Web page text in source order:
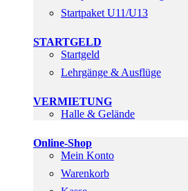
Startpaket U11/U13
STARTGELD
Startgeld
Lehrgänge & Ausflüge
VERMIETUNG
Halle & Gelände
Online-Shop
Mein Konto
Warenkorb